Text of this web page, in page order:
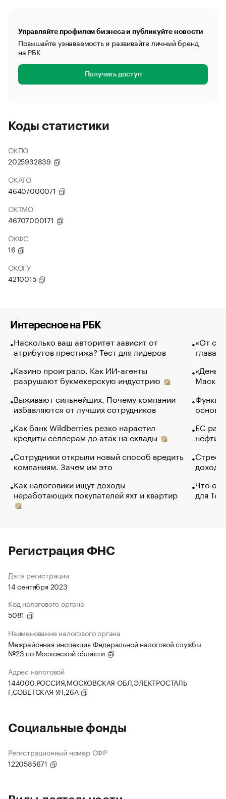
Управляйте профилем бизнеса и публикуйте новости
Повышайте узнаваемость и развивайте личный бренд
на РБК
Получить доступ
Коды статистики
ОКПО
2025932839
ОКАТО
46407000071
ОКТМО
46707000171
ОКФС
16
ОКОГУ
4210015
Интересное на РБК
Насколько ваш авторитет зависит от
атрибутов престижа? Тест для лидеров
Казино проиграло. Как ИИ-агенты
разрушают букмекерскую индустрию
Выживают сильнейших. Почему компании
избавляются от лучших сотрудников
Как банк Wildberries резко нарастил
кредиты селлерам до атак на склады
Сотрудники открыли новый способ вредить
компаниям. Зачем им это
Как налоговики ищут доходы
неработающих покупателей яхт и квартир
«От
глава
Маск в
основ
ЕС
нефти
Что
для
Регистрация ФНС
Дата регистрации
14 сентября 2023
Код налогового органа
5081
Наименование налогового органа
Межрайонная инспекция Федеральной налоговой службы
№23 по Московской области
Адрес налоговой
144000,РОССИЯ,МОСКОВСКАЯ ОБЛ,ЭЛЕКТРОСТАЛЬ
Г,СОВЕТСКАЯ УЛ,26А
Социальные фонды
Регистрационный номер СФР
1220585671